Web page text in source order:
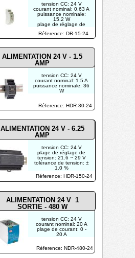
ALIMENTATION 24 V - 1.5
AMP
ALIMENTATION 24 V - 6.25
AMP
Réference: DR-15-24
Réference: HDR-30-24
Réference: HDR-150-24
tension CC: 24 V
courant nominal: 0.63 A
puissance nominale:
15.2 W
plage de réglage de
POUR USAGE
INDUSTRIEL
tension CC: 24 V
courant nominal: 1.5 A
puissance nominale: 36
W
POUR USAGE
INDUSTRIEL
tension CC: 24 V
plage de réglage de
tension: 21.6 ~ 29 V
tolérance de tension: ±
1.0 %
INDUSTRIEL
ALIMENTATION 24 V 1
SORTIE - 480 W
tension CC: 24 V
courant nominal: 20 A
plage de courant: 0 -
20 A
protection: court-circuit /
surcharge / surtension /
Réference: NDR-480-24